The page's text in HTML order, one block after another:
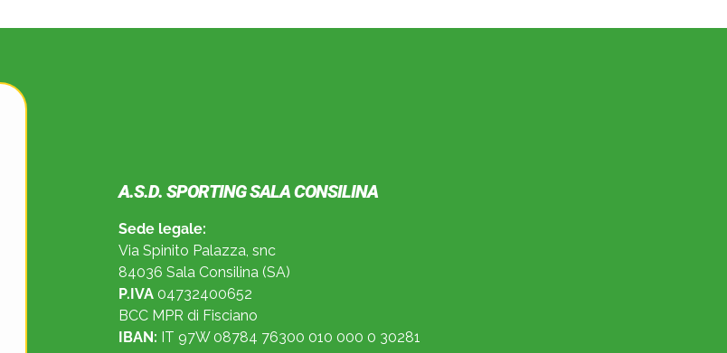
A.S.D. SPORTING SALA CONSILINA
Sede legale:
Via Spinito Palazza, snc
84036 Sala Consilina (SA)
P.IVA 04732400652
BCC MPR di Fisciano
IBAN: IT 97W 08784 76300 010 000 0 30281